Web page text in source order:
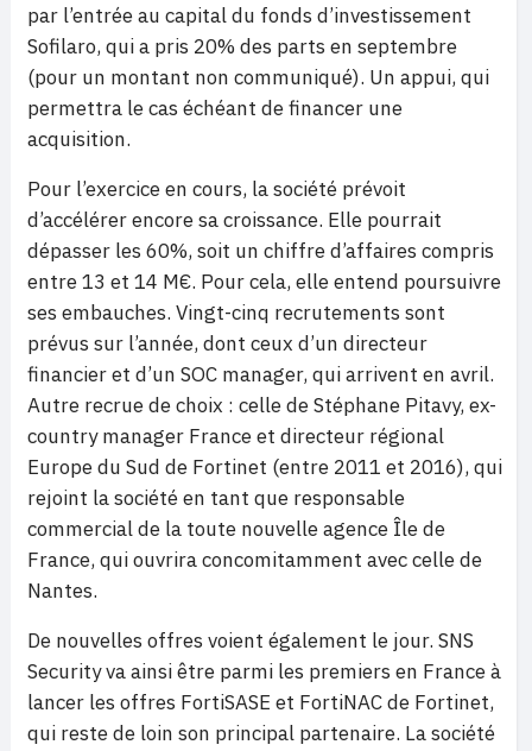
par l’entrée au capital du fonds d’investissement
Sofilaro, qui a pris 20% des parts en septembre
(pour un montant non communiqué). Un appui, qui
permettra le cas échéant de financer une
acquisition.
Pour l’exercice en cours, la société prévoit
d’accélérer encore sa croissance. Elle pourrait
dépasser les 60%, soit un chiffre d’affaires compris
entre 13 et 14 M€. Pour cela, elle entend poursuivre
ses embauches. Vingt-cinq recrutements sont
prévus sur l’année, dont ceux d’un directeur
financier et d’un SOC manager, qui arrivent en avril.
Autre recrue de choix : celle de Stéphane Pitavy, ex-
country manager France et directeur régional
Europe du Sud de Fortinet (entre 2011 et 2016), qui
rejoint la société en tant que responsable
commercial de la toute nouvelle agence Île de
France, qui ouvrira concomitamment avec celle de
Nantes.
De nouvelles offres voient également le jour. SNS
Security va ainsi être parmi les premiers en France à
lancer les offres FortiSASE et FortiNAC de Fortinet,
qui reste de loin son principal partenaire. La société